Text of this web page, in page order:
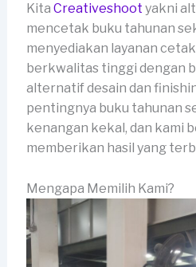
Kita Creativeshoot yakni
mencetak buku tahunan
menyediakan layanan
berkwalitas tinggi dengan
alternatif desain dan
pentingnya buku tahunan
kenangan kekal, dan kami
memberikan hasil yang
Mengapa Memilih Kami?